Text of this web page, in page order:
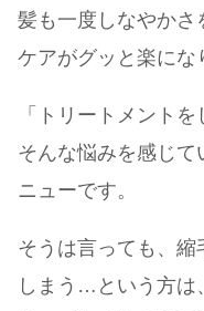
髪も一度しなやかさ
ケアがグッと楽にな
「トリートメント
そんな悩みを感じて
ニューです。
そうは言っても、縮
しまう…という方は